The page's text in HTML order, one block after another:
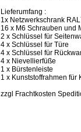
Lieferumfang :
1x Netzwerkschrank
16 x M6 Schrauben und
2 x Schlüssel für
4 x Schlüssel für Türe
4 x Schlüssel für
4 x Nievellierfüße
1 x Bürstenleiste
1 x Kunststoffrahmen für
zzgl Frachtkosten